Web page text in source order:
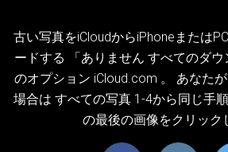
古い写真をiCloudからiPhoneまたは
ードする 「ありません すべてのダ
のオプション iCloud.com 。 あなた
場合は すべての写真 1-4から同じ手
の最後の画像をクリック